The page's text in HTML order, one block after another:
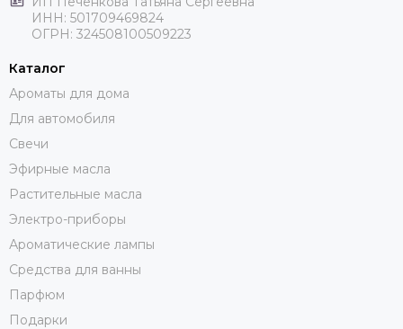
ИНН: 501709469824
ОГРН: 324508100509223
Каталог
Ароматы для дома
Для автомобиля
Свечи
Эфирные масла
Растительные масла
Электро-приборы
Ароматические лампы
Средства для ванны
Парфюм
Подарки